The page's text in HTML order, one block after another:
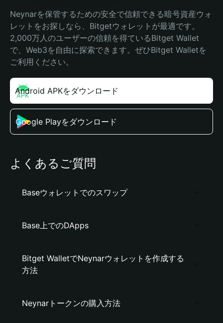
Neynarを保管するための安全で信頼できる暗号資産ウォ
レットをお探しなら、Bitgetウォレットが最適です。
2,000万人のユーザーの信頼を得ているBitget Wallet
で、Web3を自由に探索できます。ぜひBitget Walletを
ご利用ください。
Android APKをダウンロード
Google Playをダウンロード
よくあるご質問
Baseウォレットでのスワップ
Base上でのDApps
Bitget WalletでNeynarウォレットを作成する
方法
Neynarトークンの購入方法